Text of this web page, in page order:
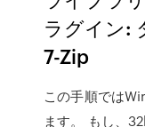
ラグイン:
7-Zip
この手順では
ます。 もし、